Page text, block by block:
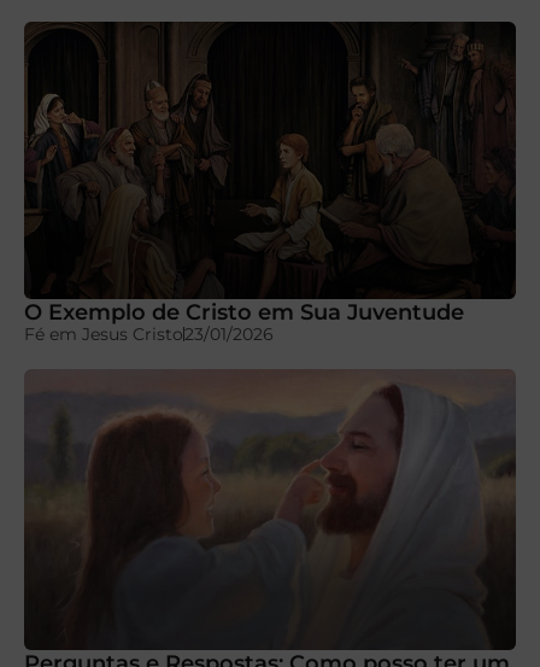
O Exemplo de Cristo em Sua Juventude
Fé em Jesus Cristo23/01/2026